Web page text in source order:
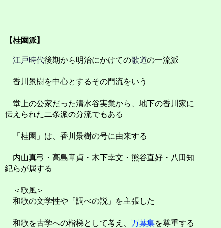
【桂園派】
江戸時代後期から明治にかけての歌道の一流派
香川景樹を中心とするその門流をいう
堂上の公家だった清水谷実業から、地下の香川家に
伝えられた二条派の分流でもある
「桂園」は、香川景樹の号に由来する
内山真弓・高島章貞・木下幸文・熊谷直好・八田知
紀らが属する
＜歌風＞
和歌の文学性や「調べの説」を主張した
和歌を古学への楷梯として考え、 万葉集を尊重する